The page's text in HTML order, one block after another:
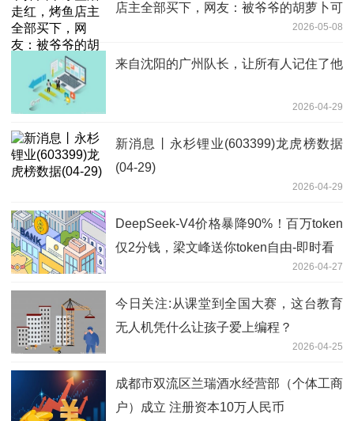
店主全部买下，网友：被爷爷的胡萝卜可
2026-05-08
来自沈阳的广州队长，让所有人记住了他
2026-04-29
新消息丨永杉锂业(603399)龙虎榜数据
(04-29)
2026-04-29
DeepSeek-V4价格暴降90%！百万token
仅2分钱，梁文峰送你token自由-即时看
2026-04-27
今日关注:从课堂到全国大赛，这台教育
无人机凭什么让孩子爱上编程？
2026-04-25
成都市双流区兰瑞酒水经营部（个体工商
户）成立 注册资本10万人民币